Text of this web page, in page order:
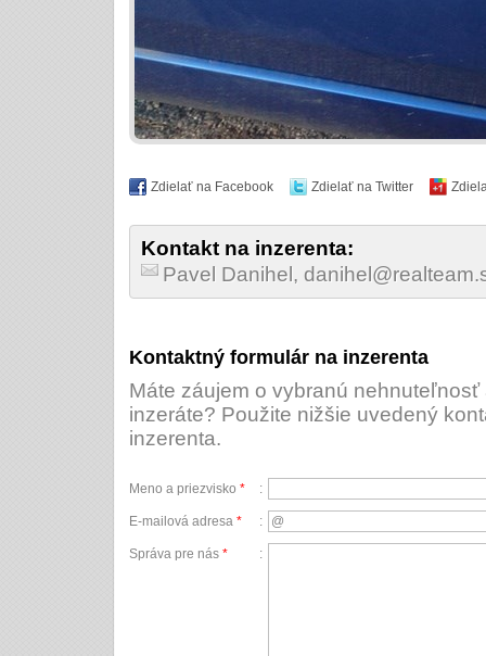
Zdielať na Facebook Zdielať na Twitter
Kontakt na inzerenta:
Pavel Danihel,
Kontaktný formulár na inzerenta
Máte záujem o vybranú
inzeráte? Použite nižšie uvedený
inzerenta.
Meno a priezvisko * :
E-mailová adresa * :
Správa pre nás * :